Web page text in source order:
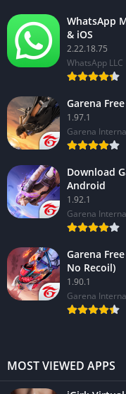
WhatsApp
& iOS
2.22.18.75
WhatsApp LLC
Garena
1.97.1
Garena
Download
Android
1.92.1
Garena
Garena
No Recoil)
1.90.1
Garena
MOST VIEWED APPS